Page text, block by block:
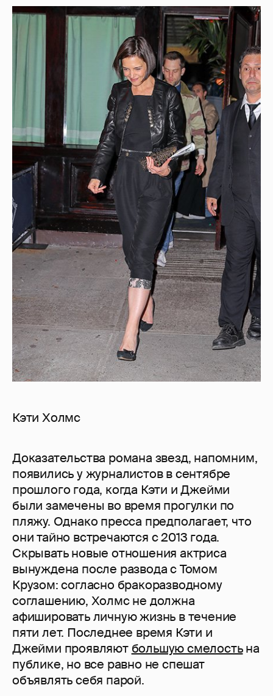
Кэти Холмс
Доказательства романа звезд, напомним,
появились у журналистов в сентябре
прошлого года, когда Кэти и Джейми
были замечены во время прогулки по
пляжу. Однако пресса предполагает, что
они тайно встречаются с 2013 года.
Скрывать новые отношения актриса
вынуждена после развода с Томом
Крузом: согласно бракоразводному
соглашению, Холмс не должна
афишировать личную жизнь в течение
пяти лет. Последнее время Кэти и
Джейми проявляют большую смелостьна
публике, но все равно не спешат
объявлять себя парой.